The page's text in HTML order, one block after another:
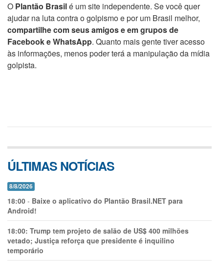
O Plantão Brasilé um site independente. Se você quer
ajudar na luta contra o golpismo e por um Brasil melhor,
compartilhe com seus amigos e em grupos de
Facebook e WhatsApp. Quanto mais gente tiver acesso
às informações, menos poder terá a manipulação da mídia
golpista.
ÚLTIMAS NOTÍCIAS
8/8/2026
18:00 - Baixe o aplicativo do Plantão Brasil.NET para
Android!
18:00: Trump tem projeto de salão de US$ 400 milhões
vetado; Justiça reforça que presidente é inquilino
temporário